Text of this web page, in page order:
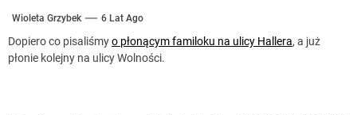
Wioleta Grzybek 6 Lat Ago
Dopiero co pisaliśmyo płonącym familoku na ulicy Hallera, a już
płonie kolejny na ulicy Wolności.